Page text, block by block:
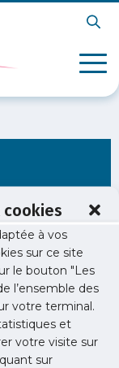
cookies
à vos
sur ce site
le bouton "Les
l’ensemble des
votre terminal.
et
votre visite sur
sur
au-paiement-